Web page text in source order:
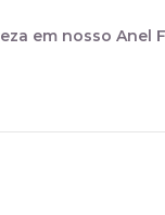
em nosso Anel